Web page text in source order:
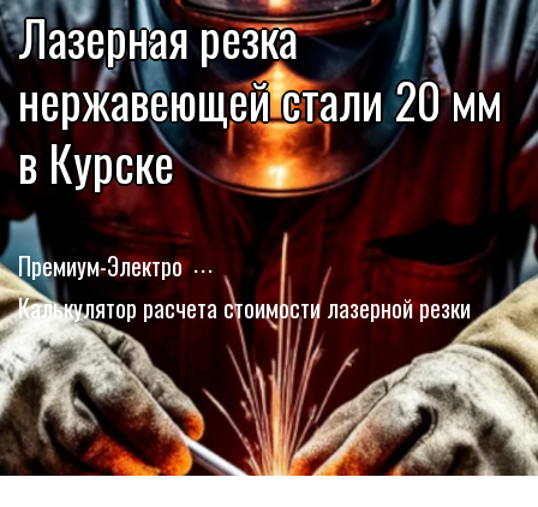
Лазерная резка
нержавеющей стали 20 мм
в Курске
Премиум-Электро
Калькулятор расчета стоимости лазерной резки